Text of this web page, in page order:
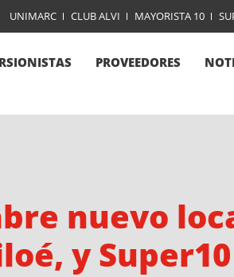
UNIMARC CLUB ALVI MAYORISTA 10
PROVEEDORES
nuevo
y